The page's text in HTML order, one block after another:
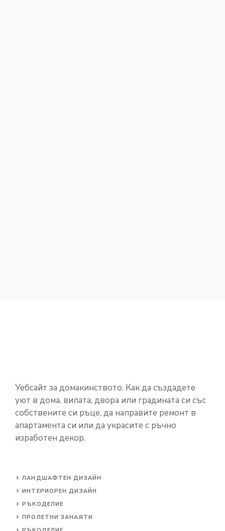
Уебсайт за домакинството. Как да създадете
уют в дома, вилата, двора или градината си със
собствените си ръце, да направите ремонт в
апартамента си или да украсите с ръчно
изработен декор.
ЛАНДШАФТЕН ДИЗАЙН
ИНТЕРИОРЕН ДИЗАЙН
РЪКОДЕЛИЕ
ПРОЛЕТНИ ЗАНАЯТИ